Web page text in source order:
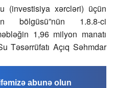
(investisiya xərcləri) üçün
bölgüsü”nün 1.8.8-ci
1,96 milyon manatı
Təsərrüfatı Açıq Səhmdar
abunə olun